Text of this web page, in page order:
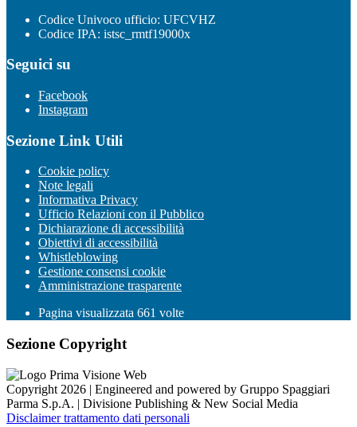
Codice Univoco ufficio: UFCVHZ
Codice IPA: istsc_rmtf19000x
Seguici su
Facebook
Instagram
Sezione Link Utili
Cookie policy
Note legali
Informativa Privacy
Ufficio Relazioni con il Pubblico
Dichiarazione di accessibilità
Obiettivi di accessibilità
Whistleblowing
Gestione consensi cookie
Amministrazione trasparente
Pagina visualizzata 661 volte
Sezione Copyright
Copyright 2026 | Engineered and powered by Gruppo Spaggiari
Parma S.p.A. | Divisione Publishing & New Social Media
Disclaimer trattamento dati personali